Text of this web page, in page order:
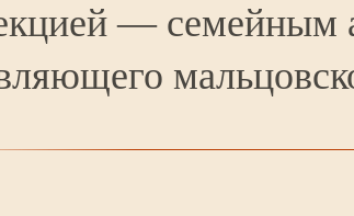
— семейным